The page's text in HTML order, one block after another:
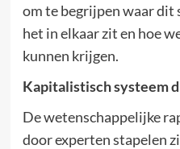
om te begrijpen waar dit
het in elkaar zit en hoe
kunnen krijgen.
Kapitalistisch systeem
De wetenschappelijke
door experten stapelen